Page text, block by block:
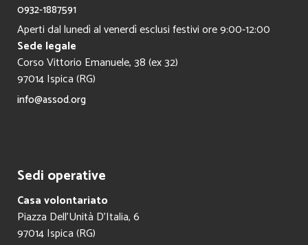
0932-1887591
Aperti dal lunedì al venerdì esclusi festivi ore 9:00-12:00
Sede legale
Corso Vittorio Emanuele, 38 (ex 32)
97014 Ispica (RG)
info@assod.org
Sedi operative
Casa volontariato
Piazza Dell’Unità D’Italia, 6
97014 Ispica (RG)